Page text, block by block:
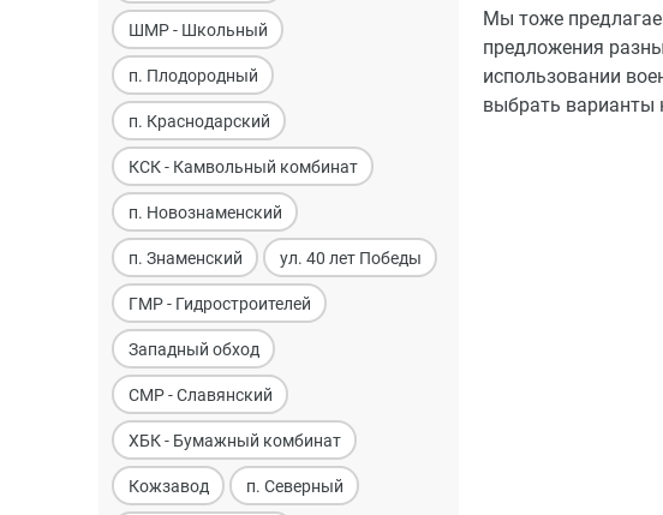
ШМР - Школьный
п. Плодородный
п. Краснодарский
КСК - Камвольный комбинат
п. Новознаменский
п. Знаменский ул. 40 лет Победы
ГМР - Гидростроителей
Западный обход
СМР - Славянский
ХБК - Бумажный комбинат
Кожзавод п. Северный
Мы тоже
предложения
использовании
выбрать варианты